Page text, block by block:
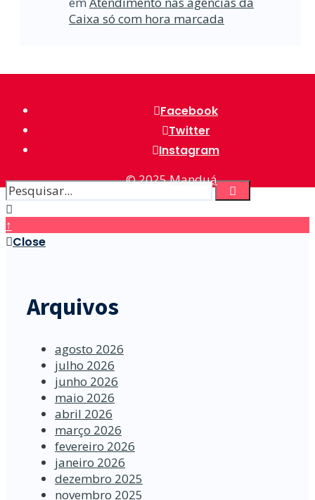
Caixa só com hora marcada
Facebook
Twitter
Instagram
© 2025Manduá
↑
Close
Arquivos
agosto 2026
julho 2026
junho 2026
maio 2026
abril 2026
março 2026
fevereiro 2026
janeiro 2026
dezembro 2025
novembro 2025